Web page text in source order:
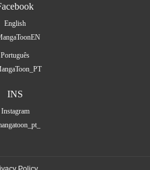
English
Português
INS
Instagram